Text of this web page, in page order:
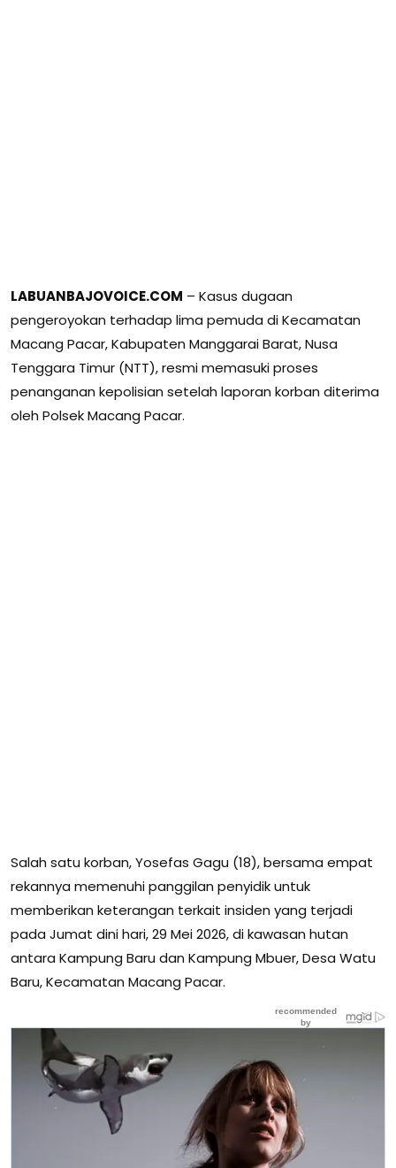
LABUANBAJOVOICE.COM – Kasus dugaan
pengeroyokan terhadap lima pemuda di Kecamatan
Macang Pacar, Kabupaten Manggarai Barat, Nusa
Tenggara Timur (NTT), resmi memasuki proses
penanganan kepolisian setelah laporan korban diterima
oleh Polsek Macang Pacar.
Salah satu korban, Yosefas Gagu (18), bersama empat
rekannya memenuhi panggilan penyidik untuk
memberikan keterangan terkait insiden yang terjadi
pada Jumat dini hari, 29 Mei 2026, di kawasan hutan
antara Kampung Baru dan Kampung Mbuer, Desa Watu
Baru, Kecamatan Macang Pacar.